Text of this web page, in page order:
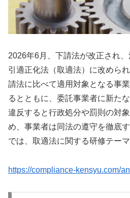
2026年6月、下請法が改正され
引適正化法（取適法）に改めら
請法に比べて適用対象となる事
るとともに、委託事業者に新た
違反すると行政処分や罰則の対
め、事業者は同法の遵守を徹底
では、取適法に関する研修テー
https://compliance-kensyu.com/